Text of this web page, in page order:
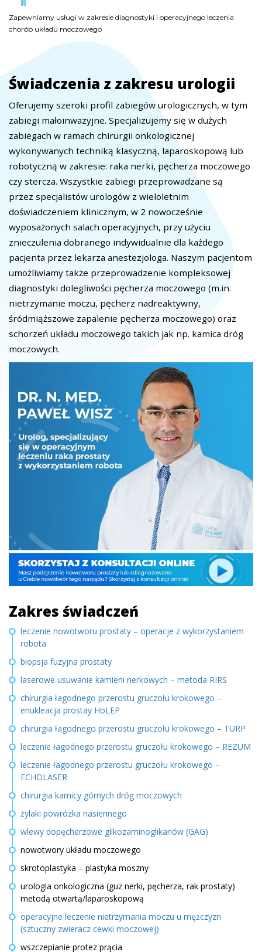
Zapewniamy usługi w zakresie diagnostyki i operacyjnego leczenia
chorób układu moczowego
Zapewniamy usługi w zakresie diagnostyki i operacyjnego leczenia
chorób układu moczowego
Zapewniamy usługi w zakresie diagnostyki i operacyjnego leczenia
chorób układu moczowego
Świadczenia z zakresu urologii
Oferujemy szeroki profil zabiegów urologicznych, w tym
zabiegi małoinwazyjne. Specjalizujemy się w dużych
zabiegach w ramach chirurgii onkologicznej
wykonywanych techniką klasyczną, laparoskopową lub
robotyczną w zakresie: raka nerki, pęcherza moczowego
czy stercza. Wszystkie zabiegi przeprowadzane są
przez specjalistów urologów z wieloletnim
doświadczeniem klinicznym, w 2 nowocześnie
wyposażonych salach operacyjnych, przy użyciu
znieczulenia dobranego indywidualnie dla każdego
pacjenta przez lekarza anestezjologa. Naszym pacjentom
umożliwiamy także przeprowadzenie kompleksowej
diagnostyki dolegliwości pęcherza moczowego (m.in.
nietrzymanie moczu, pęcherz nadreaktywny,
śródmiąższowe zapalenie pęcherza moczowego) oraz
schorzeń układu moczowego takich jak np. kamica dróg
moczowych.
Zakres świadczeń
leczenie nowotworu prostaty – operacje z wykorzystaniem
robota
biopsja fuzyjna prostaty
laserowe usuwanie kamieni nerkowych – metoda RIRS
chirurgia łagodnego przerostu gruczołu krokowego –
enukleacja prostay HoLEP
chirurgia łagodnego przerostu gruczołu krokowego – TURP
leczenie łagodnego przerostu gruczołu krokowego – REZUM
leczenie łagodnego przerostu gruczołu krokowego –
ECHOLASER
chirurgia kamicy górnych dróg moczowych
żylaki powrózka nasiennego
wlewy dopęcherzowe glikozaminoglikanów (GAG)
nowotwory układu moczowego
skrotoplastyka – plastyka moszny
urologia onkologiczna (guz nerki, pęcherza, rak prostaty)
metodą otwartą/laparoskopową
operacyjne leczenie nietrzymania moczu u mężczyzn
(sztuczny zwieracz cewki moczowej)
wszczepianie protez prącia